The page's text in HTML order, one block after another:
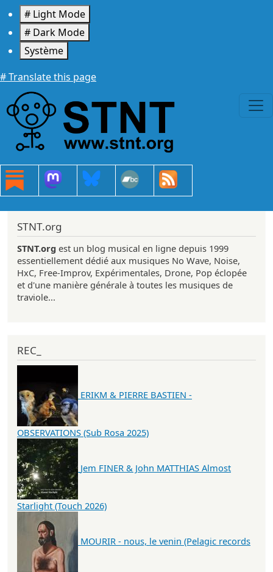
Aller au contenu principal
# Light Mode
# Dark Mode
Système
# Translate this page
STNT.org
STNT.org est un blog musical en ligne depuis 1999
essentiellement dédié aux musiques No Wave, Noise,
HxC, Free-Improv, Expérimentales, Drone, Pop éclopée
et d'une manière générale à toutes les musiques de
traviole...
REC_
ERIKM & PIERRE BASTIEN -
OBSERVATIONS (Sub Rosa 2025)
Jem FINER & John MATTHIAS Almost
Starlight (Touch 2026)
MOURIR - nous, le venin (Pelagic records